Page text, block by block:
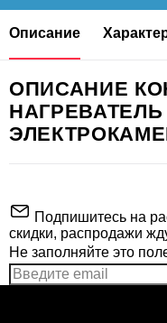
Описание
ОПИСАНИЕ
НАГРЕВАТЕЛЬ
Подпишитесь на
скидки, распродажи
Не заполняйте это